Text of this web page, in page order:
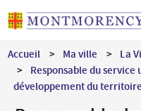
Accueil Ma ville
La
Responsable du
développement du